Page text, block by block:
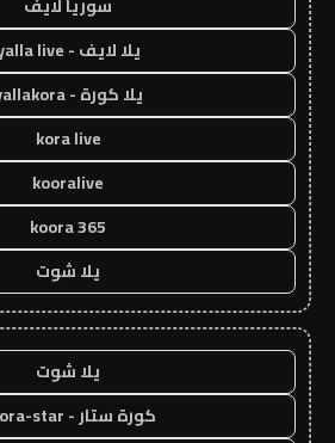
سوريا لايف
يلا لايف - yalla live
يلا كورة - yallakora
kora live
kooralive
koora 365
يلا شوت
يلا شوت
كورة ستار - koora-star